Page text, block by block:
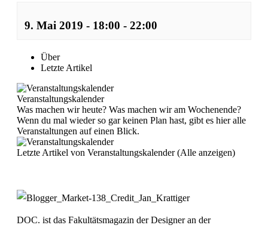
9. Mai 2019 - 18:00 - 22:00
Veranstaltung
Navigation
Über
Letzte Artikel
Veranstaltungskalender
Was machen wir heute? Was machen wir am Wochenende?
Wenn du mal wieder so gar keinen Plan hast, gibt es hier alle
Veranstaltungen auf einen Blick.
Letzte Artikel von Veranstaltungskalender(Alle anzeigen)
DOC. ist das Fakultätsmagazin der Designer an der